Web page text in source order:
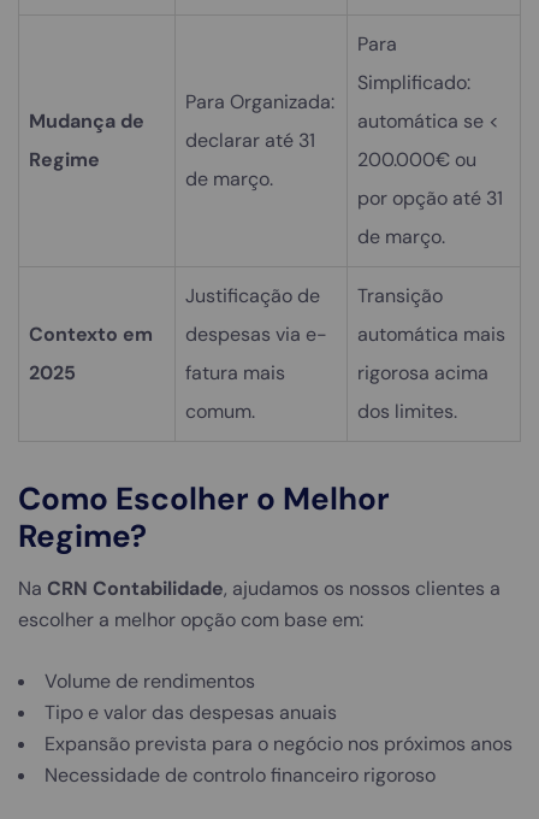
Mudança de
Regime
Para Organizada:
declarar até 31
de março.
Para
Simplificado:
automática se <
200.000€ ou
por opção até 31
de março.
Contexto em
2025
Justificação de
despesas via e-
fatura mais
comum.
Transição
automática mais
rigorosa acima
dos limites.
Como Escolher o Melhor
Regime?
Na CRN Contabilidade, ajudamos os nossos clientes a
escolher a melhor opção com base em:
Volume de rendimentos
Tipo e valor das despesas anuais
Expansão prevista para o negócio nos próximos anos
Necessidade de controlo financeiro rigoroso